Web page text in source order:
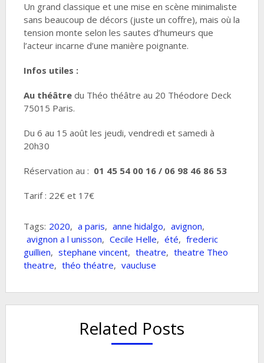
Un grand classique et une mise en scène minimaliste
sans beaucoup de décors (juste un coffre), mais où la
tension monte selon les sautes d’humeurs que
l’acteur incarne d’une manière poignante.
Infos utiles :
Au théâtre du Théo théâtre au 20 Théodore Deck
75015 Paris.
Du 6 au 15 août les jeudi, vendredi et samedi à
20h30
Réservation au : 01 45 54 00 16 / 06 98 46 86 53
Tarif : 22€ et 17€
Tags: 2020, a paris, anne hidalgo, avignon,
avignon a l unisson, Cecile Helle, été, frederic
guillien, stephane vincent, theatre, theatre Theo
theatre, théo théatre, vaucluse
Related Posts